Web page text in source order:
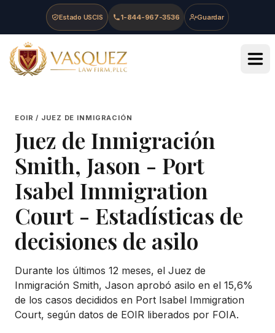
Skip to main content
Skip to navigation
Skip to footer
Estado USCIS 1-844-967-3536 Guardar
Vasquez Law Firm - Home
EOIR / JUEZ DE INMIGRACIÓN
Juez de Inmigración
Smith, Jason - Port
Isabel Immigration
Court - Estadísticas de
decisiones de asilo
Durante los últimos 12 meses, el Juez de
Inmigración Smith, Jason aprobó asilo en el 15,6%
de los casos decididos en Port Isabel Immigration
Court, según datos de EOIR liberados por FOIA.